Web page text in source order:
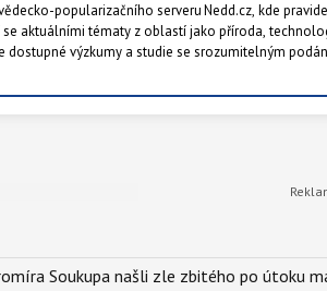
popularizačního serveru Nedd.cz, kde
se aktuálními tématy z oblastí jako příroda,
dostupné výzkumy a studie se srozumitelným
po městě.
Soukupa našli zle zbitého po útoku